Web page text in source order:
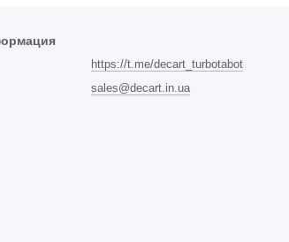
https://t.me/decart_turbotabot
sales@decart.in.ua